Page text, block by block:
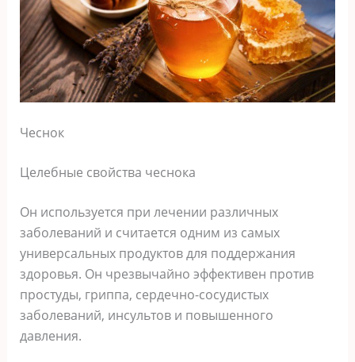
Чеснок
Целебные свойства чеснока
Он используется при лечении различных
заболеваний и считается одним из самых
универсальных продуктов для поддержания
здоровья. Он чрезвычайно эффективен против
простуды, гриппа, сердечно-сосудистых
заболеваний, инсультов и повышенного
давления.